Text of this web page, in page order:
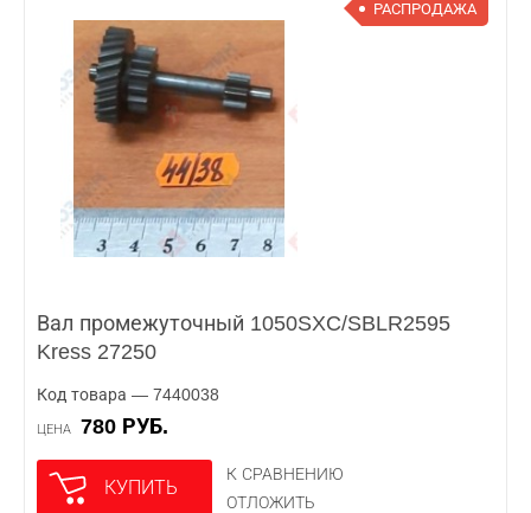
РАСПРОДАЖА
Вал промежуточный 1050SXC/SBLR2595
Kress 27250
Код товара — 7440038
ЦЕНА 780 РУБ.
КУПИТЬ
К СРАВНЕНИЮ
ОТЛОЖИТЬ